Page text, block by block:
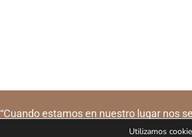
“Cuando estamos en nuestro lugar nos
Utilizamos